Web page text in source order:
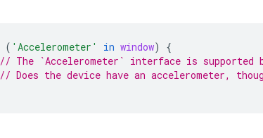
( 'Accelerometer' in window)
{
// The `Accelerometer` interface is supported
// Does the device have an accelerometer,